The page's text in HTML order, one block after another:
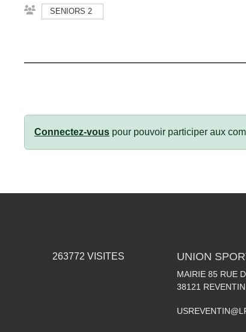
SENIORS 2
Connectez-vous pour pouvoir participer aux
263772 VISITES UNION
MAIRIE 85 RUE
38121